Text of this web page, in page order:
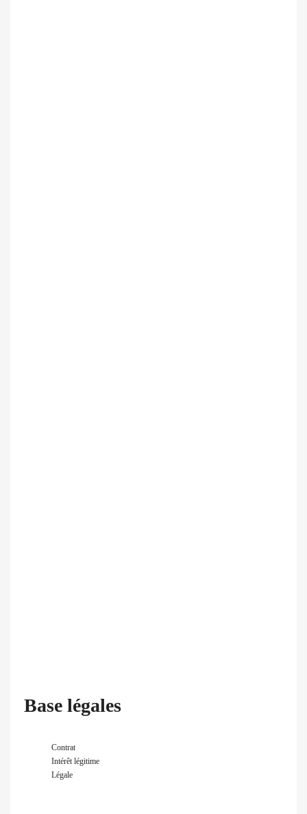
Base légales
Contrat
Intérêt légitime
Légale